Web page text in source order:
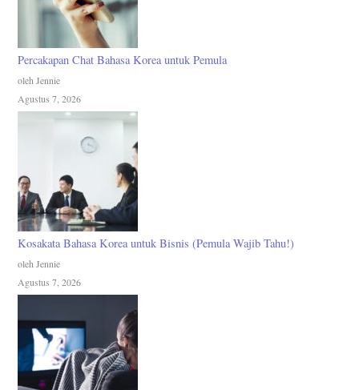
Percakapan Chat Bahasa Korea untuk Pemula
oleh Jennie
Agustus 7, 2026
Kosakata Bahasa Korea untuk Bisnis (Pemula Wajib Tahu!)
oleh Jennie
Agustus 7, 2026